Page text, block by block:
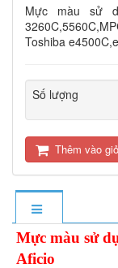
Mực màu sử
Toshiba
Số lượng
Thêm vào giỏ
Mực màu sử
Aficio